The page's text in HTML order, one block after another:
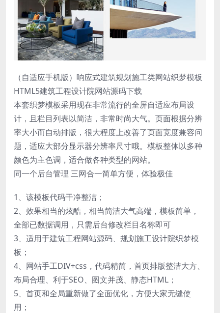
（自适应手机版）响应式建筑规划施工类网站织梦模板
HTML5建筑工程设计院网站源码下载
本套织梦模板采用现在非常流行的全屏自适应布局设
计，且栏目列表以简洁，非常时尚大气。页面根据分辨
率大小而自动排版，很大程度上改善了页面宽度兼容问
题，适应大部分显示器分辨率尺寸哦。模板整体以多种
颜色为主色调，适合做各种类型的网站。
同一个后台管理 三网合一简单方便，体验极佳
1、该模板代码干净整洁；
2、效果相当的炫酷，相当简洁大气高端，模板简单，
全部已数据调用，只需后台修改栏目名称即可
3、适用于建筑工程网站源码、规划施工设计院织梦模
板；
4、网站手工DIV+css，代码精简，首页排版整洁大方、
布局合理、利于SEO、图文并茂、静态HTML；
5、首页和全局重新做了全面优化，方便大家无缝使
用；